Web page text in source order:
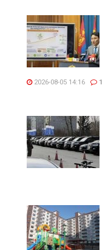
2026-08-05 14:16 1